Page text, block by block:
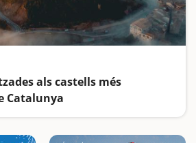
als castells més
Catalunya